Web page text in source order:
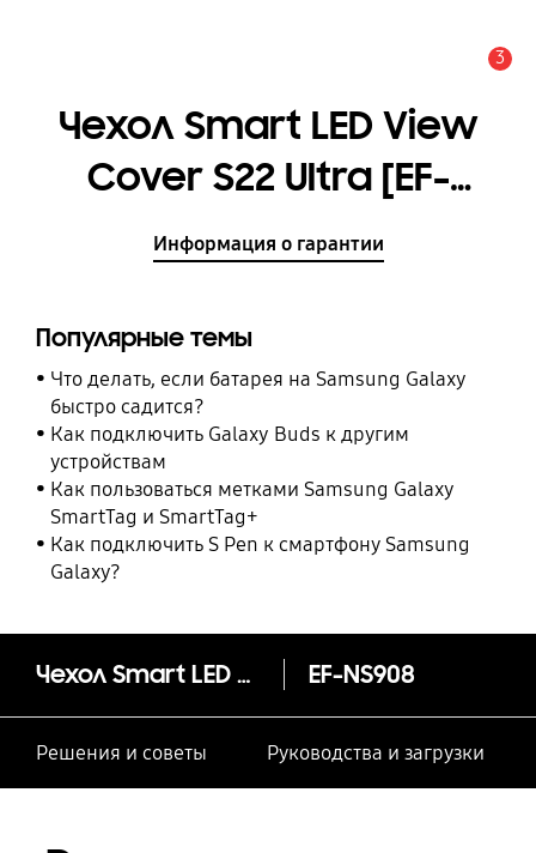
3
Чехол Smart LED View
Cover S22 Ultra [EF-
NS908PBEGRU]
Информация о гарантии
Популярные темы
Что делать, если батарея на Samsung Galaxy
быстро садится?
Как подключить Galaxy Buds к другим
устройствам
Как пользоваться метками Samsung Galaxy
SmartTag и SmartTag+
Как подключить S Pen к смартфону Samsung
Galaxy?
Чехол Smart LED View Cover S22 Ultra EF-NS908
Решения и советы Руководства и загрузки